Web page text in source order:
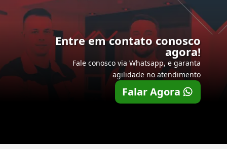
Entre em contato conosco
agora!
Fale conosco via Whatsapp, e garanta
agilidade no atendimento
Falar Agora